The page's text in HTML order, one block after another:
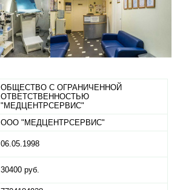
ОБЩЕСТВО С ОГРАНИЧЕННОЙ
ОТВЕТСТВЕННОСТЬЮ
"МЕДЦЕНТРСЕРВИС"
ООО "МЕДЦЕНТРСЕРВИС"
06.05.1998
30400 руб.